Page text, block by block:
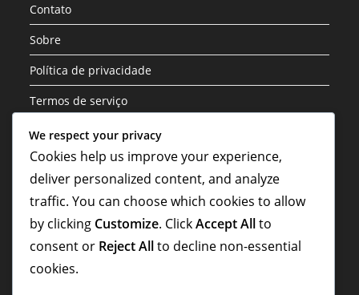
Contato
Sobre
Política de privacidade
Termos de serviço
Categorias
Análise Tática da Formação 3-1-4-2
Variações de Formação da Estrutura 3-1-4-2
We respect your privacy
Cookies help us improve your experience,
deliver personalized content, and analyze
traffic. You can choose which cookies to allow
by clicking Customize. ClickAccept Allto
consent or Reject Allto decline non-essential
cookies.